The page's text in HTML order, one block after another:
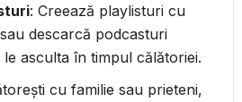
: Creează playlisturi cu
descarcă podcasturi
asculta în timpul călătoriei.
cu familie sau prieteni,